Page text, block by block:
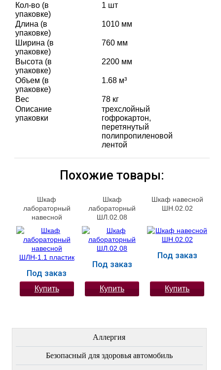
Кол-во (в
упаковке)
1 шт
Длина (в
упаковке)
1010 мм
Ширина (в
упаковке)
760 мм
Высота (в
упаковке)
2200 мм
Объем (в
упаковке)
1.68 м³
Вес
78 кг
Описание
упаковки
трехслойный
гофрокартон,
перетянутый
полипропиленовой
лентой
Похожие товары:
Шкаф
лабораторный
навесной
ШЛН-1.1 пластик
Под заказ
Купить
Шкаф
лабораторный
ШЛ.02.08
Под заказ
Купить
Шкаф навесной
ШН.02.02
Под заказ
Купить
Аллергия
Безопасный для здоровья автомобиль